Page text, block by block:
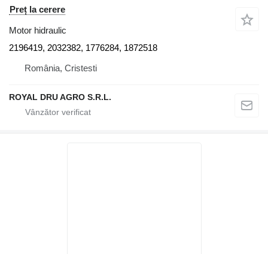
Preț la cerere
Motor hidraulic
2196419, 2032382, 1776284, 1872518
România, Cristesti
ROYAL DRU AGRO S.R.L.